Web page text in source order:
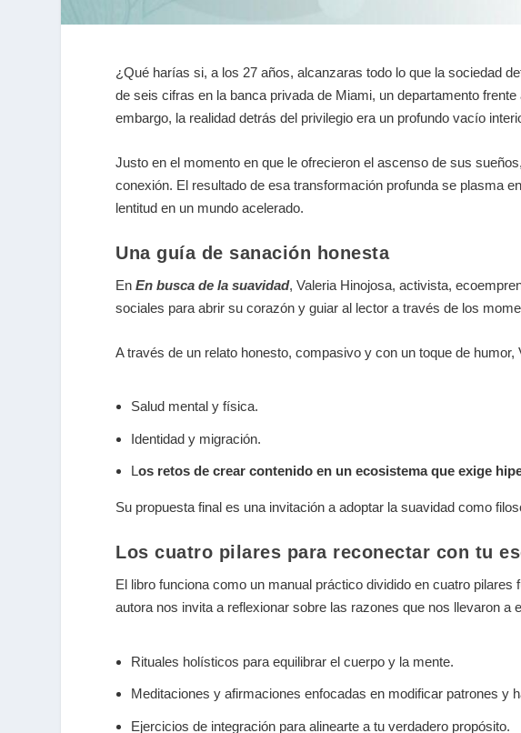
¿Qué harías si, a los 27 años, alcanzaras todo lo que la sociedad
de seis cifras en la banca privada de Miami, un departamento
embargo, la realidad detrás del privilegio era un profundo vacío
Justo en el momento en que le ofrecieron el ascenso de sus
conexión. El resultado de esa transformación profunda se plasma
lentitud en un mundo acelerado.
Una guía de sanación honesta
EnEn busca de la suavidad, Valeria Hinojosa, activista,
sociales para abrir su corazón y guiar al lector a través de los
A través de un relato honesto, compasivo y con un toque de
Salud mental y física.
Identidad y migración.
Los retos de crear contenido en un ecosistema que exige
Su propuesta final es una invitación a adoptar la suavidad como
Los cuatro pilares para reconectar con tu
El libro funciona como un manual práctico dividido en cuatro pilares
autora nos invita a reflexionar sobre las razones que nos llevaron
Rituales holísticos para equilibrar el cuerpo y la mente.
Meditaciones y afirmaciones enfocadas en modificar patrones y
Ejercicios de integración para alinearte a tu verdadero propósito.